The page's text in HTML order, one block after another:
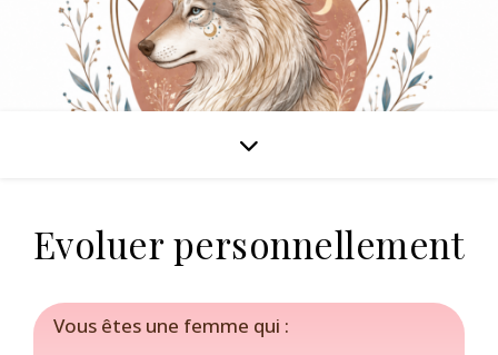
Evoluer personnellement
Vous êtes une femme qui :